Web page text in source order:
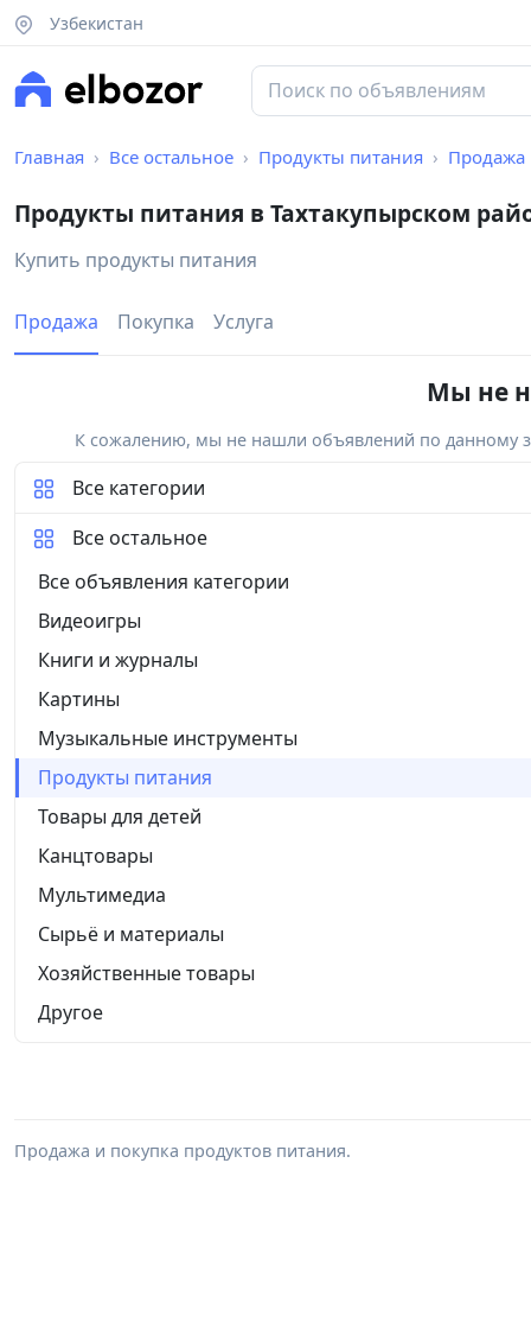
Узбекистан
Главная Все остальное Продукты питания Продажа
Продукты питания в Тахтакупырском
Купить продукты питания
Продажа Покупка Услуга
Мы не
К сожалению, мы не нашли объявлений по данному
Все категории
Все остальное
Все объявления категории
Видеоигры
Книги и журналы
Картины
Музыкальные инструменты
Продукты питания
Товары для детей
Канцтовары
Мультимедиа
Сырьё и материалы
Хозяйственные товары
Другое
Продажа и покупка продуктов питания.